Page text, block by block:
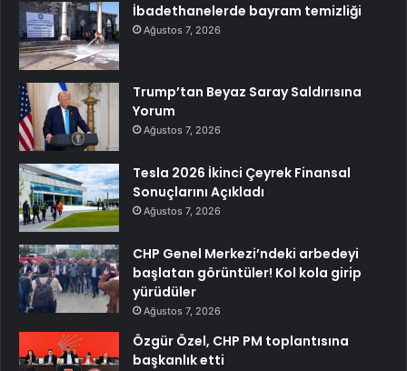
İbadethanelerde bayram temizliği
Ağustos 7, 2026
Trump’tan Beyaz Saray Saldırısına
Yorum
Ağustos 7, 2026
Tesla 2026 İkinci Çeyrek Finansal
Sonuçlarını Açıkladı
Ağustos 7, 2026
CHP Genel Merkezi’ndeki arbedeyi
başlatan görüntüler! Kol kola girip
yürüdüler
Ağustos 7, 2026
Özgür Özel, CHP PM toplantısına
başkanlık etti